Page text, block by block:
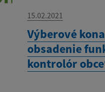
15.02.2021
Výberové
obsadenie
kontrolór